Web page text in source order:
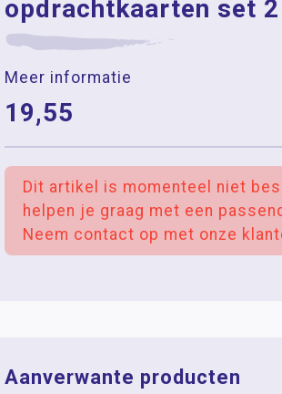
opdrachtkaarten set 2
Meer informatie
19,55
Dit artikel is momenteel niet
helpen je graag met een
Neem contact op met onze
Aanverwante producten